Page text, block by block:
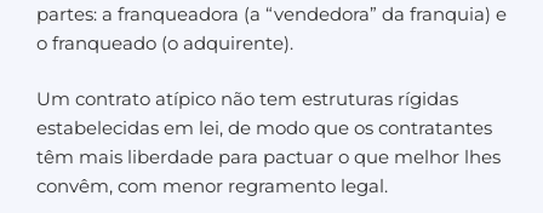
partes: a franqueadora (a “vendedora” da franquia) e
o franqueado (o adquirente).
Um contrato atípico não tem estruturas rígidas
estabelecidas em lei, de modo que os contratantes
têm mais liberdade para pactuar o que melhor lhes
convêm, com menor regramento legal.